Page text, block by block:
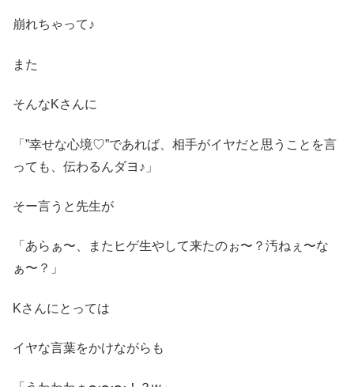
崩れちゃって♪
また
そんなKさんに
「”幸せな心境♡”であれば、相手がイヤだと思うことを言
っても、伝わるんダヨ♪」
そー言うと先生が
「あらぁ〜、またヒゲ生やして来たのぉ〜？汚ねぇ〜な
ぁ〜？」
Kさんにとっては
イヤな言葉をかけながらも